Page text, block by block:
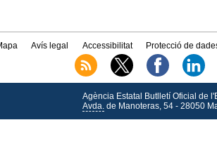
Avís legal Accessibilitat Protecció de
Agència Estatal Butlletí Oficial de
Avda.de Manoteras, 54 - 28050